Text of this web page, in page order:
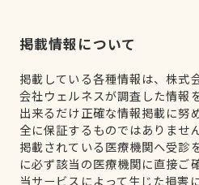
掲載情報について
掲載している各種情報は、株式
会社ウェルネスが調査した情報
出来るだけ正確な情報掲載に努
全に保証するものではありません
掲載されている医療機関へ受診
に必ず該当の医療機関に直接ご
当サービスによって生じた損害